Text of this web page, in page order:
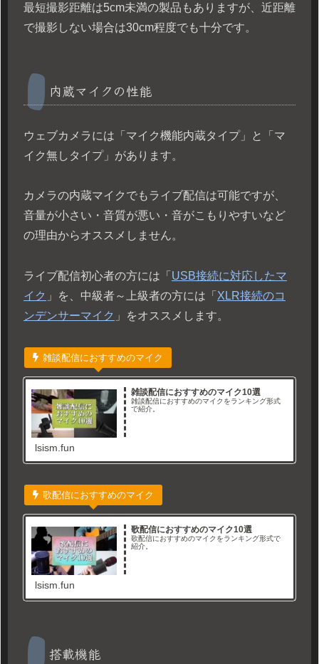
最短撮影距離は5cm未満の製品もありますが、近距離
で撮影しない場合は30cm程度でも十分です。
内蔵マイクの性能
ウェブカメラには「マイク機能内蔵タイプ」と「マ
イク無しタイプ」があります。
カメラの内蔵マイクでもライブ配信は可能ですが、
音量が小さい・音質が悪い・音がこもりやすいなど
の理由からオススメしません。
ライブ配信初心者の方には「 USB接続に対応したマ
イク 」を、中級者～上級者の方には「 XLR接続のコ
ンデンサーマイク 」をオススメします。
雑談配信におすすめのマイク
雑談配信におすすめのマイク10選
雑談配信におすすめのマイクをランキング形式
で紹介。
lsism.fun
歌配信におすすめのマイク
歌配信におすすめのマイク10選
歌配信におすすめのマイクをランキング形式で
紹介。
lsism.fun
搭載機能